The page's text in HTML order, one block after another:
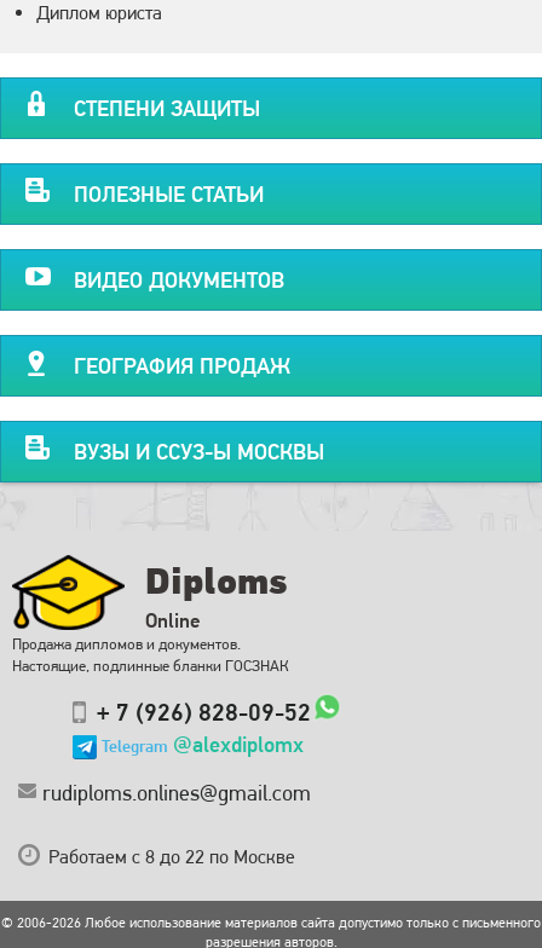
Диплом юриста
СТЕПЕНИ ЗАЩИТЫ
ПОЛЕЗНЫЕ СТАТЬИ
ВИДЕО ДОКУМЕНТОВ
ГЕОГРАФИЯ ПРОДАЖ
ВУЗЫ И ССУЗ-Ы МОСКВЫ
Diploms
Online
Продажа дипломов и документов.
Настоящие, подлинные бланки ГОСЗНАК
+ 7 (926) 828-09-52
Telegram @alexdiplomx
rudiploms.onlines@gmail.com
Работаем с 8 до 22 по Москве
© 2006-2026 Любое использование материалов сайта допустимо только с письменного
разрешения авторов.